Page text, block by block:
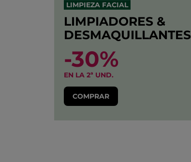
LIMPIEZA FACIAL
LIMPIADORES &
DESMAQUILLANTES
-30%
EN LA 2ª UND.
COMPRAR